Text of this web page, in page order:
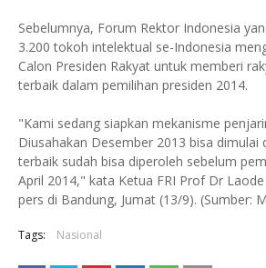
Sebelumnya, Forum Rektor Indonesia
3.200 tokoh intelektual se-Indonesia
Calon Presiden Rakyat untuk memberi
terbaik dalam pemilihan presiden 2014.
"Kami sedang siapkan mekanisme
Diusahakan Desember 2013 bisa dimulai
terbaik sudah bisa diperoleh sebelum
April 2014," kata Ketua FRI Prof Dr
pers di Bandung, Jumat (13/9). (Sumber:
Tags: Nasional